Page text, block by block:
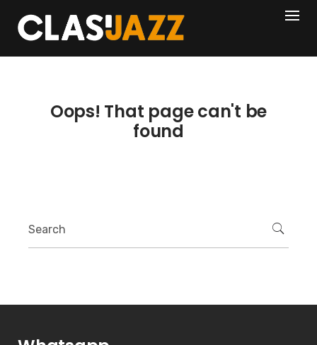
content
404
Oops! That page can't be
found